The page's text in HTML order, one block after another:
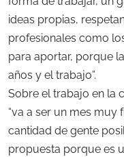
ideas propias,
profesionales como
para aportar, porque
años y el trabajo”.
Sobre el trabajo en la
“va a ser un mes muy
cantidad de gente
propuesta porque es